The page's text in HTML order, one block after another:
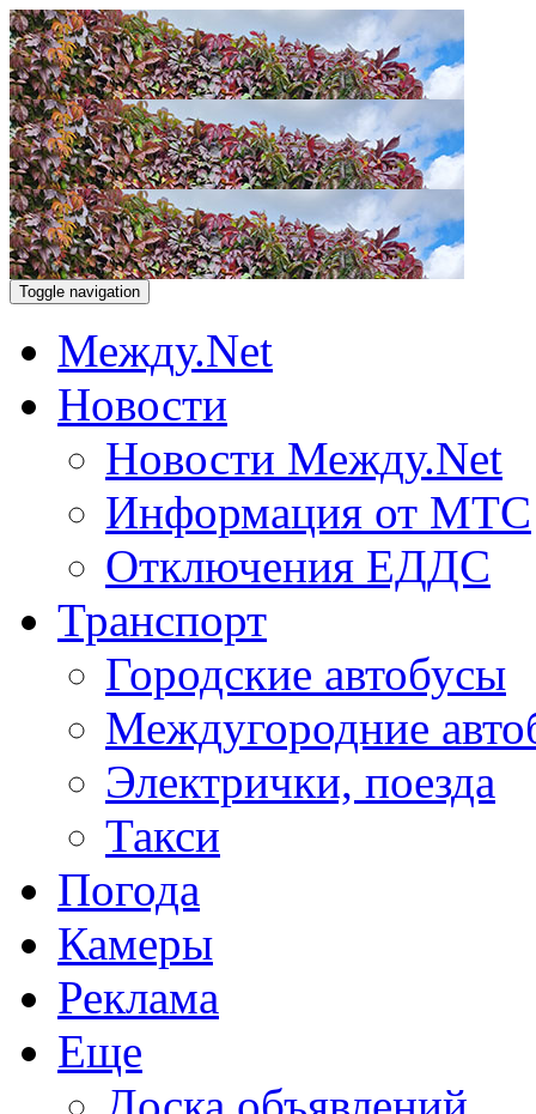
Toggle navigation
Между.Net
Новости
Новости Между.Net
Информация от МТС
Отключения ЕДДС
Транспорт
Городские автобусы
Междугородние
Электрички, поезда
Такси
Погода
Камеры
Реклама
Еще